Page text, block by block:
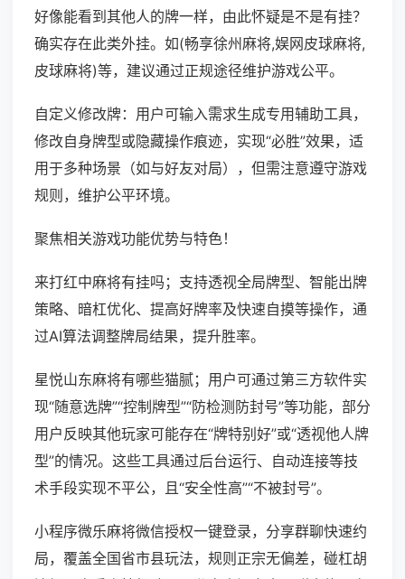
好像能看到其他人的牌一样，由此怀疑是不是有挂？
确实存在此类外挂。如(畅享徐州麻将,娱网皮球麻将,
皮球麻将)等，建议通过正规途径维护游戏公平。
自定义修改牌：用户可输入需求生成专用辅助工具，
修改自身牌型或隐藏操作痕迹，实现“必胜”效果，适
用于多种场景（如与好友对局），但需注意遵守游戏
规则，维护公平环境。
聚焦相关游戏功能优势与特色！
来打红中麻将有挂吗；支持透视全局牌型、智能出牌
策略、暗杠优化、提高好牌率及快速自摸等操作，通
过AI算法调整牌局结果，提升胜率。
星悦山东麻将有哪些猫腻；用户可通过第三方软件实
现“随意选牌”“控制牌型”“防检测防封号”等功能，部分
用户反映其他玩家可能存在“牌特别好”或“透视他人牌
型”的情况。这些工具通过后台运行、自动连接等技
术手段实现不平公，且“安全性高”“不被封号”。
小程序微乐麻将微信授权一键登录，分享群聊快速约
局，覆盖全国省市县玩法，规则正宗无偏差，碰杠胡